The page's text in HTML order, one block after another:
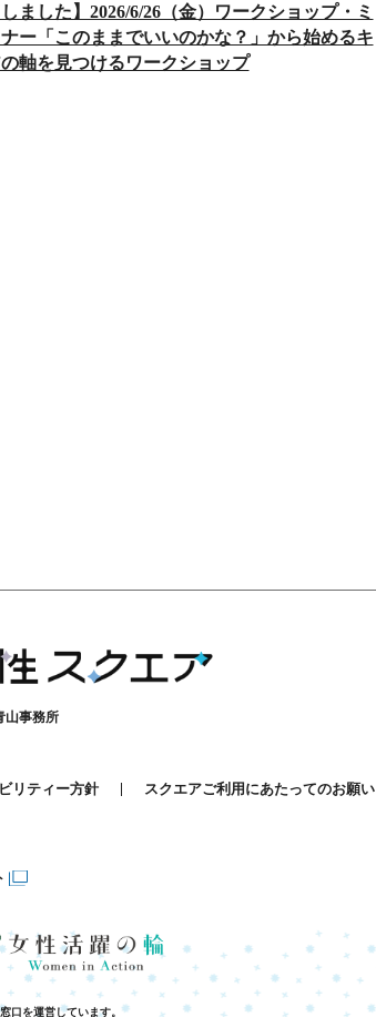
しました】2026/6/26（金）ワークショップ・ミ
ー「このままでいいのかな？」から始めるキ
軸を見つけるワークショップ
山事務所
リティー方針 スクエアご利用にあたってのお願い
口を運営しています。